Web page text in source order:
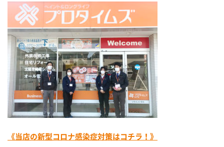
《当店の新型コロナ感染症対策はコチラ！》